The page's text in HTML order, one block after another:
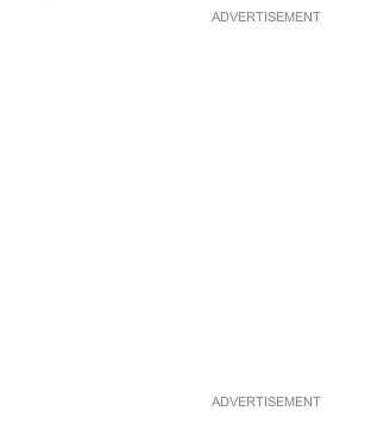
ADVERTISEMENT
ADVERTISEMENT